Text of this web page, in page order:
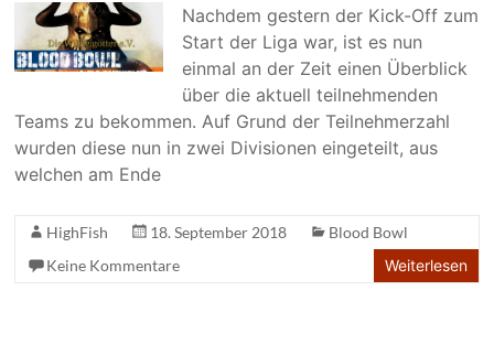
Nachdem gestern der Kick-Off zum
Start der Liga war, ist es nun
einmal an der Zeit einen Überblick
über die aktuell teilnehmenden
Teams zu bekommen. Auf Grund der Teilnehmerzahl
wurden diese nun in zwei Divisionen eingeteilt, aus
welchen am Ende
HighFish 18. September 2018
Blood Bowl
Keine Kommentare
Weiterlesen